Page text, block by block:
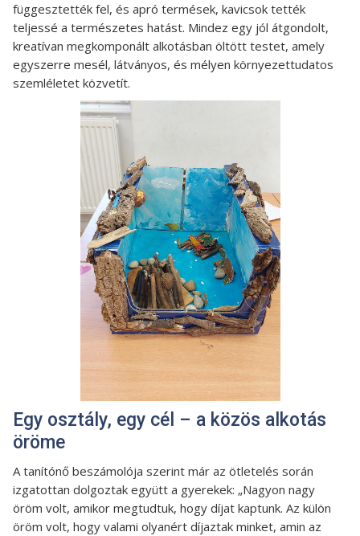
függesztették fel, és apró termések, kavicsok tették
teljessé a természetes hatást. Mindez egy jól átgondolt,
kreatívan megkomponált alkotásban öltött testet, amely
egyszerre mesél, látványos, és mélyen környezettudatos
szemléletet közvetít.
Egy osztály, egy cél – a közös alkotás
öröme
A tanítónő beszámolója szerint már az ötletelés során
izgatottan dolgoztak együtt a gyerekek: „Nagyon nagy
öröm volt, amikor megtudtuk, hogy díjat kaptunk. Az külön
öröm volt, hogy valami olyanért díjaztak minket, amin az